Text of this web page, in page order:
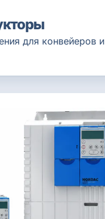
для конвейеров и